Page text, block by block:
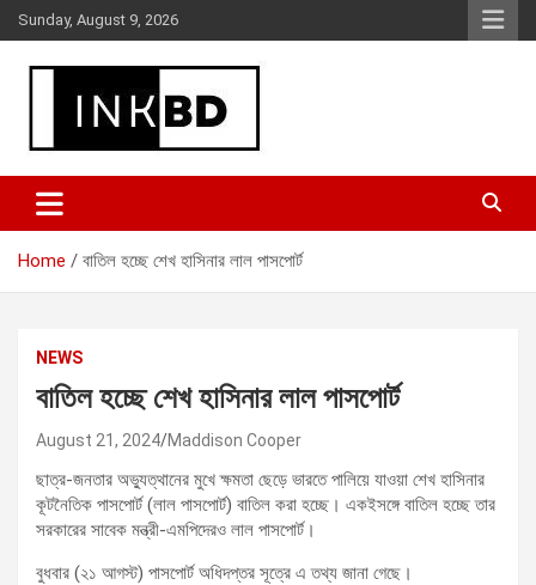
Skip
to
content
Sunday, August 9, 2026
Global Buzz Hub
Home বাতিল হচ্ছে শেখ হাসিনার লাল পাসপোর্ট
NEWS
বাতিল হচ্ছে শেখ হাসিনার লাল পাসপোর্ট
August 21, 2024 Maddison Cooper
ছাত্র-জনতার অভ্যুত্থানের মুখে ক্ষমতা ছেড়ে ভারতে পালিয়ে যাওয়া শেখ হাসিনার
কূটনৈতিক পাসপোর্ট (লাল পাসপোর্ট) বাতিল করা হচ্ছে। একইসঙ্গে বাতিল হচ্ছে তার
সরকারের সাবেক মন্ত্রী-এমপিদেরও লাল পাসপোর্ট।
বুধবার (২১ আগস্ট) পাসপোর্ট অধিদপ্তর সূত্রে এ তথ্য জানা গেছে।